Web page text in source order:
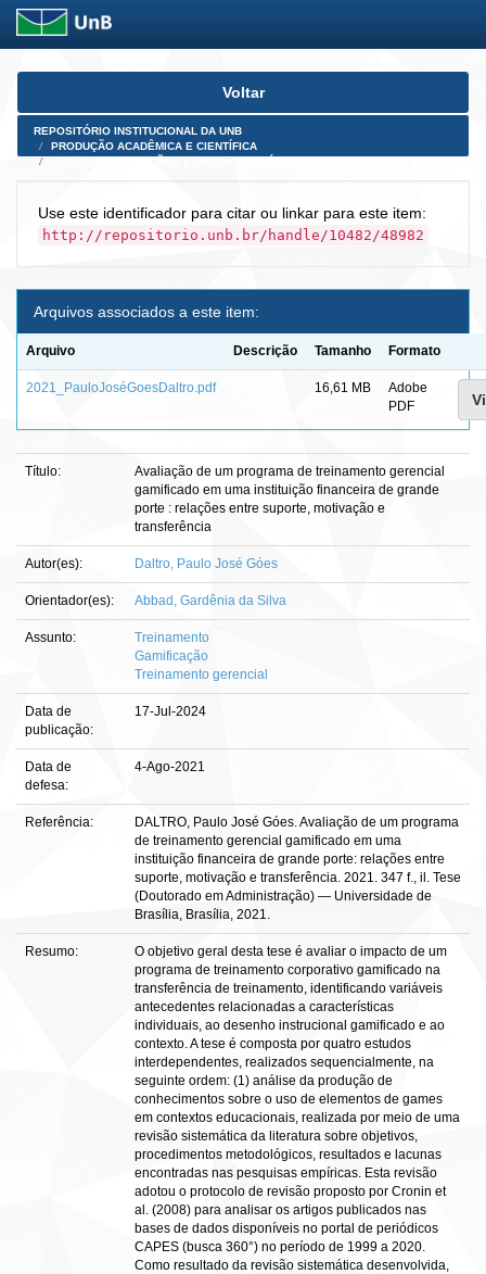
Skip
Voltar
REPOSITÓRIO INSTITUCIONAL DA UNB
PRODUÇÃO ACADÊMICA E CIENTÍFICA
Use este identificador para citar ou linkar para este item:
http://repositorio.unb.br/handle/10482/48982
Arquivos associados a este item:
Arquivo Descrição Tamanho Formato
2021_PauloJoséGoesDaltro.pdf 16,61 MB
Adobe
PDF
Título:
Avaliação de um programa de treinamento gerencial
gamificado em uma instituição financeira de grande
porte : relações entre suporte, motivação e
transferência
Autor(es): Daltro, Paulo José Góes
Orientador(es): Abbad, Gardênia da Silva
Assunto:
Treinamento
Gamificação
Treinamento gerencial
Data de
publicação:
17-Jul-2024
Data de
defesa:
4-Ago-2021
Referência:
DALTRO, Paulo José Góes. Avaliação de um programa
de treinamento gerencial gamificado em uma
instituição financeira de grande porte: relações entre
suporte, motivação e transferência. 2021. 347 f., il. Tese
(Doutorado em Administração) — Universidade de
Brasília, Brasília, 2021.
Resumo:
O objetivo geral desta tese é avaliar o impacto de um
programa de treinamento corporativo gamificado na
transferência de treinamento, identificando variáveis
antecedentes relacionadas a características
individuais, ao desenho instrucional gamificado e ao
contexto. A tese é composta por quatro estudos
interdependentes, realizados sequencialmente, na
seguinte ordem: (1) análise da produção de
conhecimentos sobre o uso de elementos de games
em contextos educacionais, realizada por meio de uma
revisão sistemática da literatura sobre objetivos,
procedimentos metodológicos, resultados e lacunas
encontradas nas pesquisas empíricas. Esta revisão
adotou o protocolo de revisão proposto por Cronin et
al. (2008) para analisar os artigos publicados nas
bases de dados disponíveis no portal de periódicos
CAPES (busca 360°) no período de 1999 a 2020.
Como resultado da revisão sistemática desenvolvida,